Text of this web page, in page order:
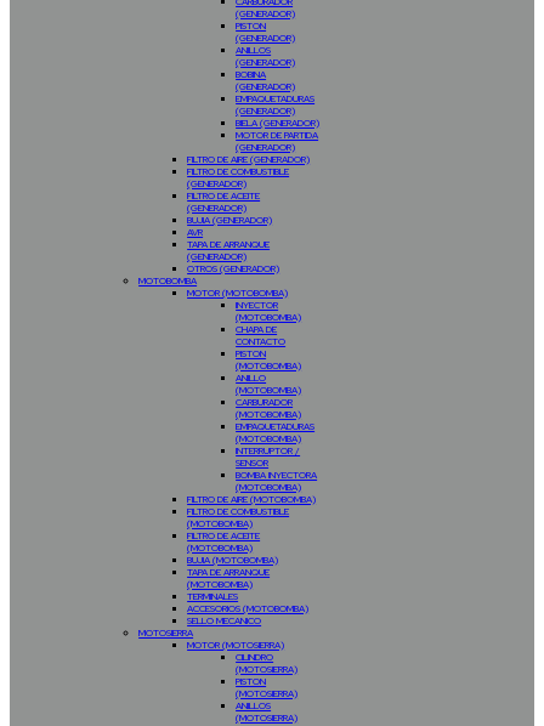
(GENERADOR)
PISTON
(GENERADOR)
ANILLOS
(GENERADOR)
BOBINA
(GENERADOR)
EMPAQUETADURAS
(GENERADOR)
BIELA (GENERADOR)
MOTOR DE PARTIDA
(GENERADOR)
FILTRO DE AIRE (GENERADOR)
FILTRO DE COMBUSTIBLE
(GENERADOR)
FILTRO DE ACEITE
(GENERADOR)
BUJIA (GENERADOR)
AVR
TAPA DE ARRANQUE
(GENERADOR)
OTROS (GENERADOR)
MOTOBOMBA
MOTOR (MOTOBOMBA)
INYECTOR
(MOTOBOMBA)
CHAPA DE
CONTACTO
PISTON
(MOTOBOMBA)
ANILLO
(MOTOBOMBA)
CARBURADOR
(MOTOBOMBA)
EMPAQUETADURAS
(MOTOBOMBA)
INTERRUPTOR /
SENSOR
BOMBA INYECTORA
(MOTOBOMBA)
FILTRO DE AIRE (MOTOBOMBA)
FILTRO DE COMBUSTIBLE
(MOTOBOMBA)
FILTRO DE ACEITE
(MOTOBOMBA)
BUJIA (MOTOBOMBA)
TAPA DE ARRANQUE
(MOTOBOMBA)
TERMINALES
ACCESORIOS (MOTOBOMBA)
SELLO MECANICO
MOTOSIERRA
MOTOR (MOTOSIERRA)
CILINDRO
(MOTOSIERRA)
PISTON
(MOTOSIERRA)
ANILLOS
(MOTOSIERRA)